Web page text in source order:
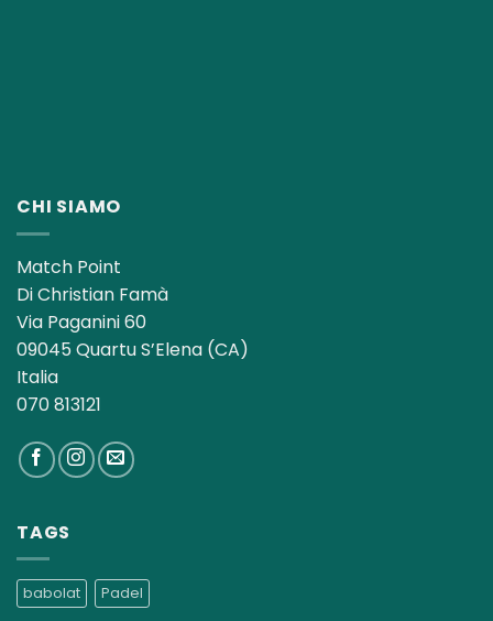
CHI SIAMO
Match Point
Di Christian Famà
Via Paganini 60
09045 Quartu S’Elena (CA)
Italia
070 813121
TAGS
babolat Padel